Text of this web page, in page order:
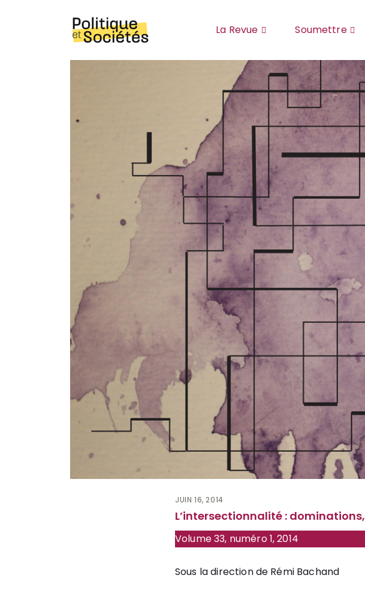
Site de la revue Politique et Sociétés
La Revue
Soumettre
JUIN 16, 2014
L’intersectionnalité :
Volume 33, numéro 1, 2014
Sous la direction de Rémi Bachand